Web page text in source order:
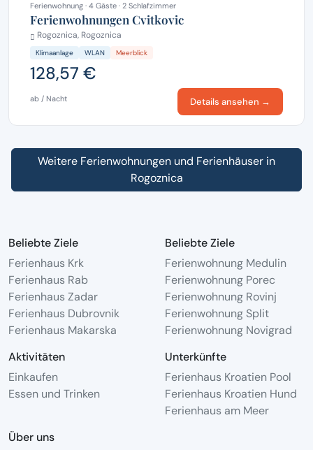
Ferienwohnung · 4 Gäste · 2 Schlafzimmer
Ferienwohnungen Cvitkovic
Rogoznica, Rogoznica
Klimaanlage WLAN Meerblick
128,57 €
ab / Nacht Details ansehen →
Weitere Ferienwohnungen und Ferienhäuser in
Rogoznica
Beliebte Ziele
Ferienhaus Krk
Ferienhaus Rab
Ferienhaus Zadar
Ferienhaus Dubrovnik
Ferienhaus Makarska
Beliebte Ziele
Ferienwohnung Medulin
Ferienwohnung Porec
Ferienwohnung Rovinj
Ferienwohnung Split
Ferienwohnung Novigrad
Aktivitäten
Einkaufen
Essen und Trinken
Unterkünfte
Ferienhaus Kroatien Pool
Ferienhaus Kroatien Hund
Ferienhaus am Meer
Über uns